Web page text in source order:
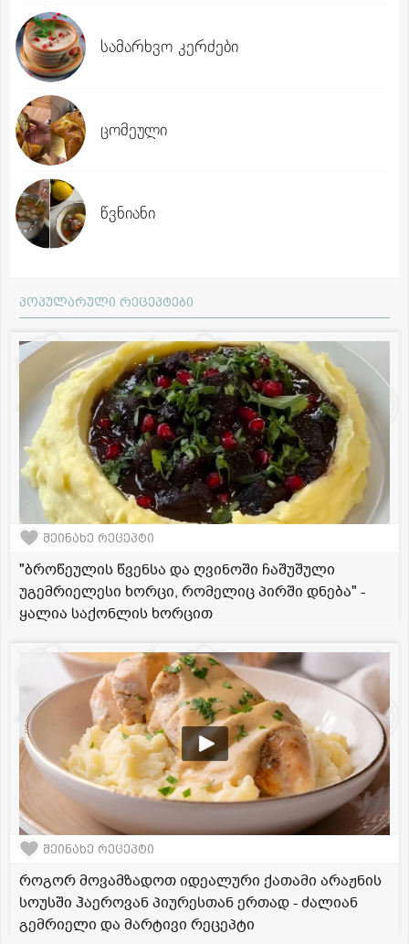
სამარხვო კერძები
ცომეული
წვნიანი
პოპულარული რეცეპტები
შეინახე რეცეპტი
"ბროწეულის წვენსა და ღვინოში ჩაშუშული
უგემრიელესი ხორცი, რომელიც პირში დნება" -
ყალია საქონლის ხორცით
შეინახე რეცეპტი
როგორ მოვამზადოთ იდეალური ქათამი არაჟნის
სოუსში ჰაეროვან პიურესთან ერთად - ძალიან
გემრიელი და მარტივი რეცეპტი